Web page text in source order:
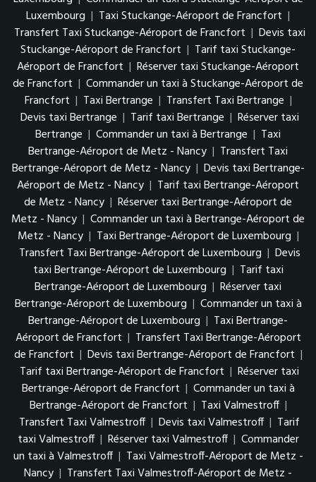
Luxembourg | Taxi Stuckange-Aéroport de Francfort |
Transfert Taxi Stuckange-Aéroport de Francfort | Devis taxi
Stuckange-Aéroport de Francfort | Tarif taxi Stuckange-
Aéroport de Francfort | Réserver taxi Stuckange-Aéroport
de Francfort | Commander un taxi à Stuckange-Aéroport de
Francfort | Taxi Bertrange | Transfert Taxi Bertrange |
Devis taxi Bertrange | Tarif taxi Bertrange | Réserver taxi
Bertrange | Commander un taxi à Bertrange | Taxi
Bertrange-Aéroport de Metz - Nancy | Transfert Taxi
Bertrange-Aéroport de Metz - Nancy | Devis taxi Bertrange-
Aéroport de Metz - Nancy | Tarif taxi Bertrange-Aéroport
de Metz - Nancy | Réserver taxi Bertrange-Aéroport de
Metz - Nancy | Commander un taxi à Bertrange-Aéroport de
Metz - Nancy | Taxi Bertrange-Aéroport de Luxembourg |
Transfert Taxi Bertrange-Aéroport de Luxembourg | Devis
taxi Bertrange-Aéroport de Luxembourg | Tarif taxi
Bertrange-Aéroport de Luxembourg | Réserver taxi
Bertrange-Aéroport de Luxembourg | Commander un taxi à
Bertrange-Aéroport de Luxembourg | Taxi Bertrange-
Aéroport de Francfort | Transfert Taxi Bertrange-Aéroport
de Francfort | Devis taxi Bertrange-Aéroport de Francfort |
Tarif taxi Bertrange-Aéroport de Francfort | Réserver taxi
Bertrange-Aéroport de Francfort | Commander un taxi à
Bertrange-Aéroport de Francfort | Taxi Valmestroff |
Transfert Taxi Valmestroff | Devis taxi Valmestroff | Tarif
taxi Valmestroff | Réserver taxi Valmestroff | Commander
un taxi à Valmestroff | Taxi Valmestroff-Aéroport de Metz -
Nancy | Transfert Taxi Valmestroff-Aéroport de Metz -